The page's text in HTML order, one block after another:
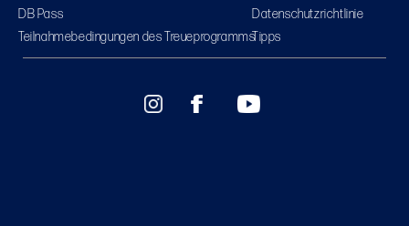
DB Pass
Teilnahmebedingungen des Treueprogramms
Datenschutzrichtlinie
Tipps